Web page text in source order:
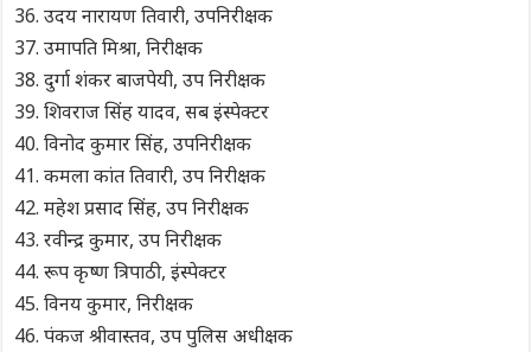
उदय नारायण तिवारी, उपनिरीक्षक
उमापति मिश्रा, निरीक्षक
दुर्गा शंकर बाजपेयी, उप निरीक्षक
शिवराज सिंह यादव, सब इंस्पेक्टर
विनोद कुमार सिंह, उपनिरीक्षक
कमला कांत तिवारी, उप निरीक्षक
महेश प्रसाद सिंह, उप निरीक्षक
रवीन्द्र कुमार, उप निरीक्षक
रूप कृष्ण त्रिपाठी, इंस्पेक्टर
विनय कुमार, निरीक्षक
पंकज श्रीवास्तव, उप पुलिस अधीक्षक